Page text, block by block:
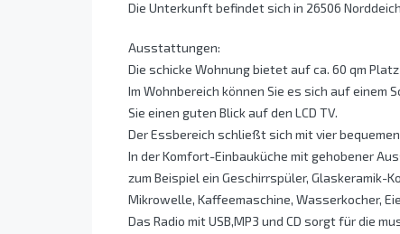
Die Unterkunft befindet sich in 26506
Ausstattungen:
Die schicke Wohnung bietet auf ca. 60 qm
Im Wohnbereich können Sie es sich auf einem
Sie einen guten Blick auf den LCD TV.
Der Essbereich schließt sich mit vier
In der Komfort-Einbauküche mit gehobener
zum Beispiel ein Geschirrspüler, Glaskeramik-
Mikrowelle, Kaffeemaschine, Wasserkocher,
Das Radio mit USB,MP3 und CD sorgt für die